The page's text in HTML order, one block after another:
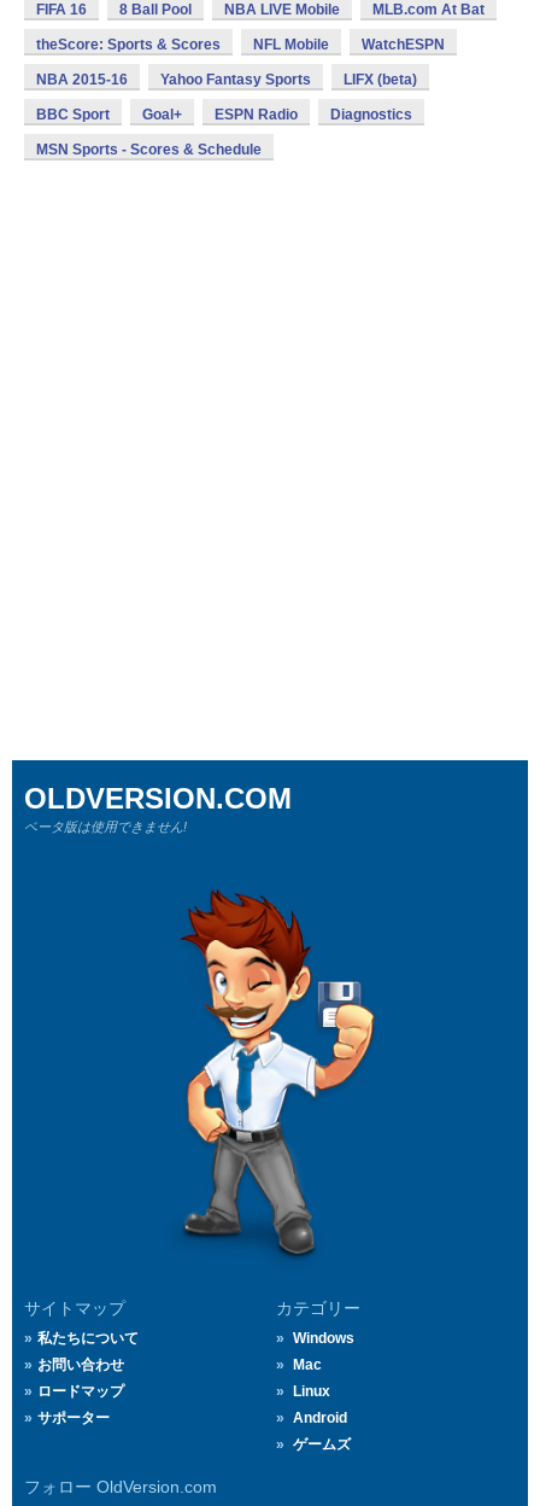
FIFA 16 8 Ball Pool NBA LIVE Mobile MLB.com At Bat
theScore: Sports & Scores NFL Mobile WatchESPN
NBA 2015-16 Yahoo Fantasy Sports LIFX (beta)
BBC Sport Goal+ ESPN Radio Diagnostics
MSN Sports - Scores & Schedule
サイトマップ
私たちについて
お問い合わせ
ロードマップ
サポーター
カテゴリー
Windows
Mac
Linux
Android
ゲームズ
フォロー OldVersion.com
OLDVERSION.COM
ベータ版は使用できません!